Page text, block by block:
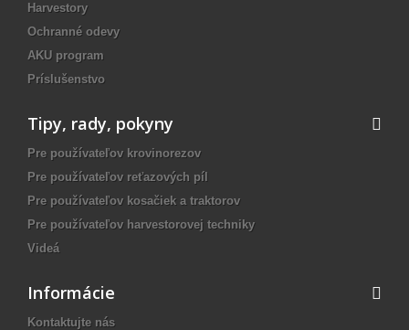
Harvestory
Ochranné odevy
AKU program
Príslušenstvo
Tipy, rady, pokyny
Pre používateľov krovinorezov
Pre používateľov reťazových píl
Pre používateľov kosačiek a traktorov
Pre používateľov harvestorovej techniky
Videá
Informácie
Kontaktujte nás